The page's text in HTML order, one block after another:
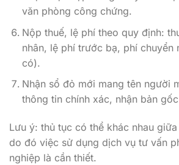
văn phòng công chứng.
Nộp thuế, lệ phí theo quy định:
nhân, lệ phí trước bạ, phí chuyển
có).
Nhận sổ đỏ mới mang tên người
thông tin chính xác, nhận bản
Lưu ý: thủ tục có thể khác nhau
do đó việc sử dụng dịch vụ tư vấn
nghiệp là cần thiết.